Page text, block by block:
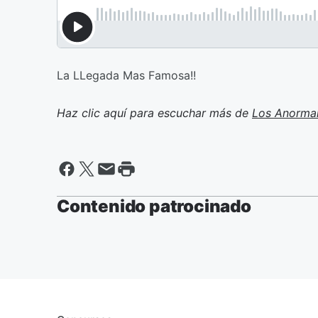
La LLegada Mas Famosa!!
Haz clic aquí para escuchar más de Los
Contenido patrocinado